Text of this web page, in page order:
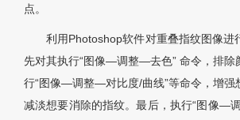
点。
利用Photoshop软件对重叠指纹图像进
先对其执行“图像—调整—去色” 命令，排除
行“图像—调整—对比度/曲线”等命令，增强
减淡想要消除的指纹。最后，执行“图像—